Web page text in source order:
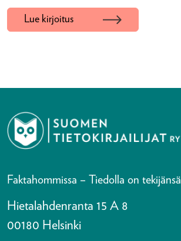
Lue kirjoitus
Faktahommissa – Tiedolla on tekijänsä
Hietalahdenranta 15 A 8
00180 Helsinki